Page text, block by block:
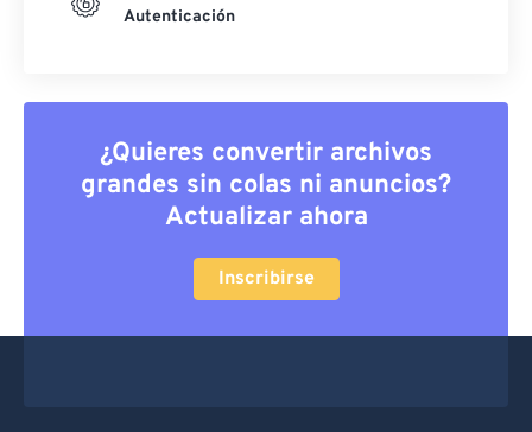
Autenticación
¿Quieres convertir archivos
grandes sin colas ni anuncios?
Actualizar ahora
Inscribirse